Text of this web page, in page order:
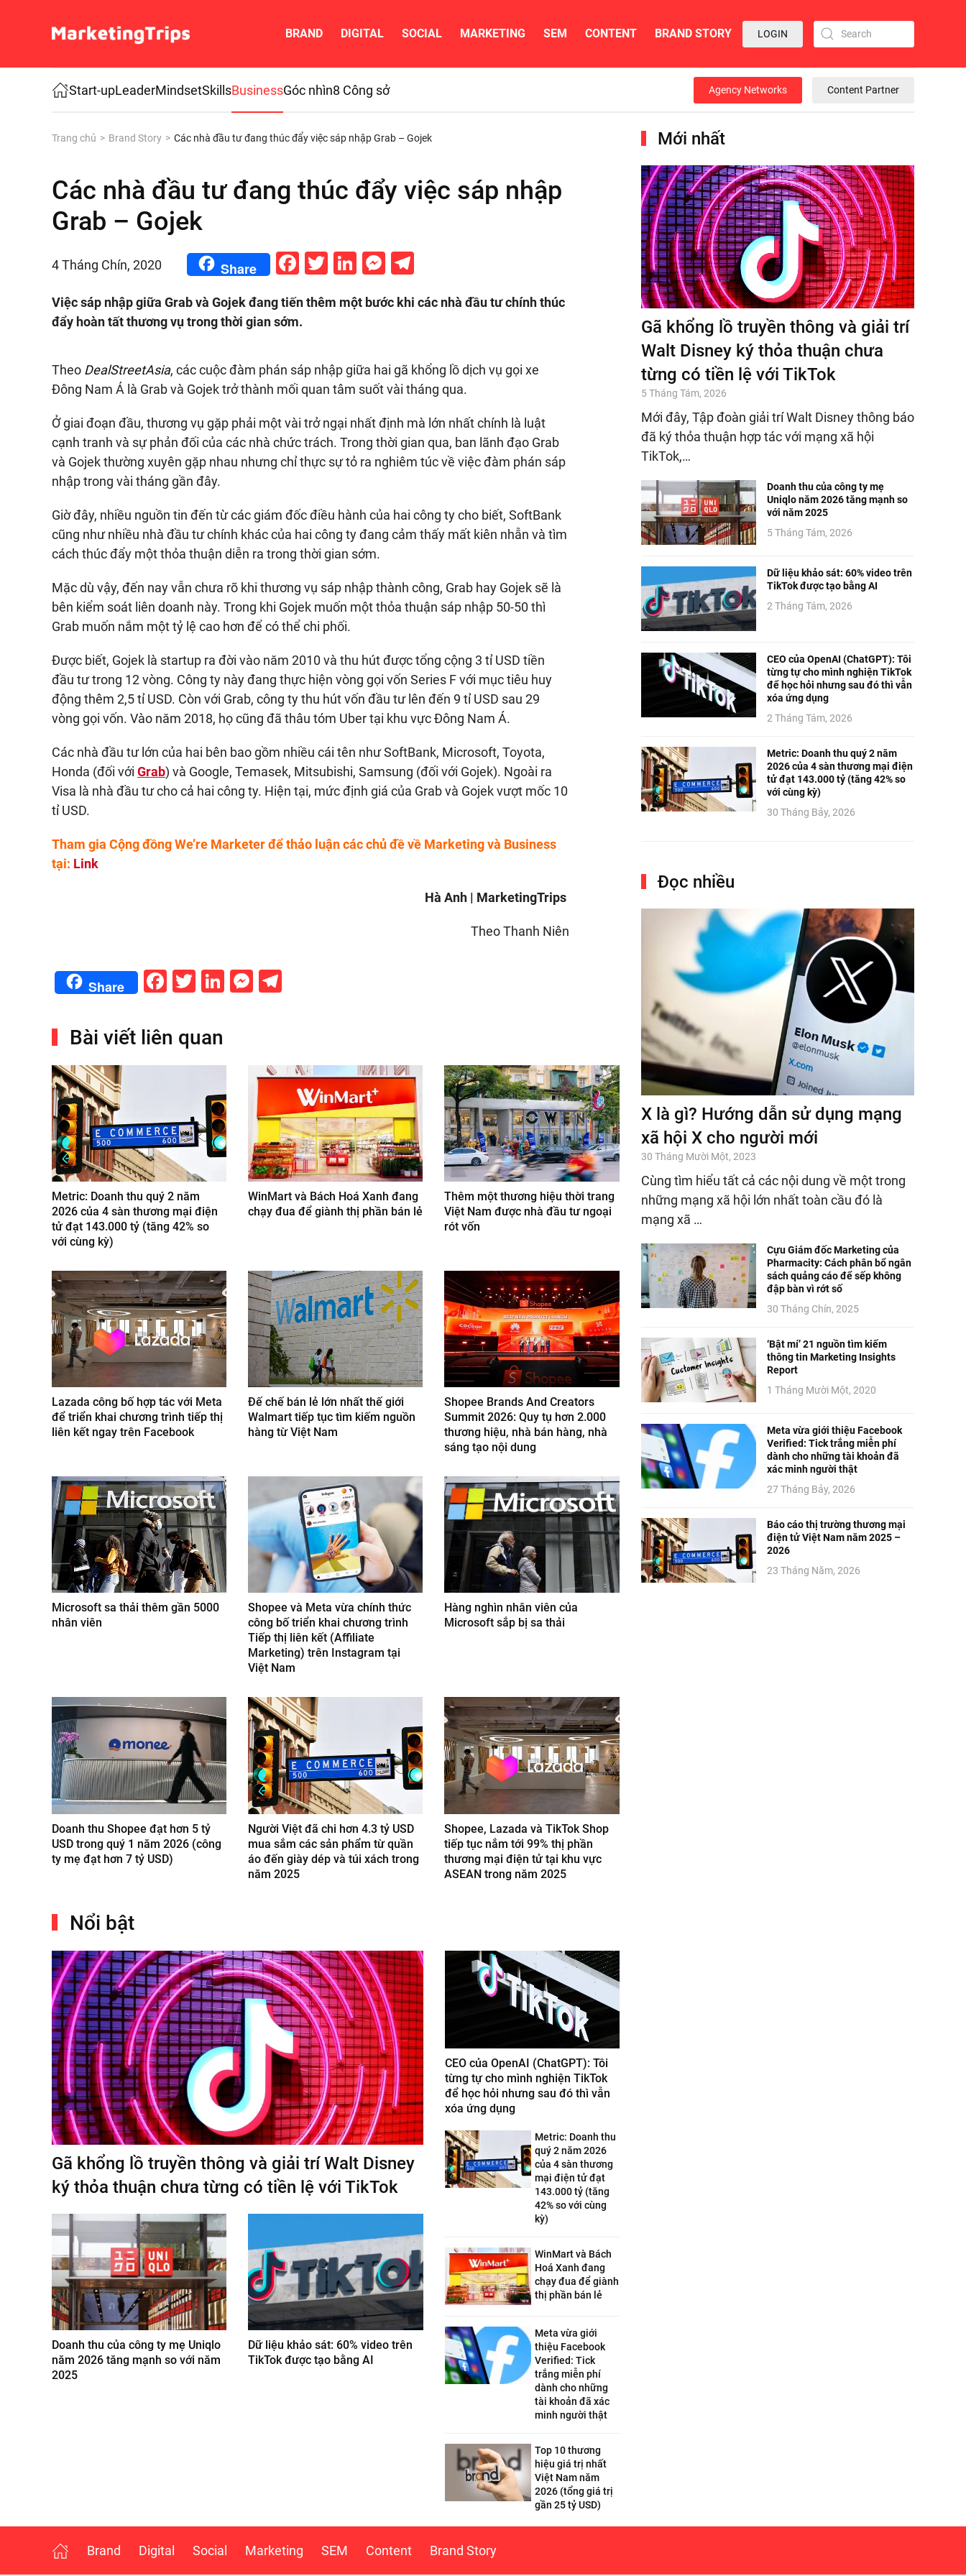
Skip to main content
BRAND DIGITAL SOCIAL MARKETING SEM CONTENT BRAND STORY LOGIN
Start-upLeaderMindsetSkillsBusinessGóc nhìn8 Công sở Agency Networks Content Partner
Trang chủ Brand Story Các nhà đầu tư đang thúc đẩy việc sáp nhập Grab – Gojek
Các nhà đầu tư đang thúc đẩy việc sáp nhập
Grab – Gojek
4 Tháng Chín, 2020 Share Facebook
Twitter
LinkedIn
Messenger
Telegram
Việc sáp nhập giữa Grab và Gojek đang tiến thêm một bước khi các nhà đầu tư chính thúc
đẩy hoàn tất thương vụ trong thời gian sớm.
Theo DealStreetAsia, các cuộc đàm phán sáp nhập giữa hai gã khổng lồ dịch vụ gọi xe
Đông Nam Á là Grab và Gojek trở thành mối quan tâm suốt vài tháng qua.
Ở giai đoạn đầu, thương vụ gặp phải một vài trở ngại nhất định mà lớn nhất chính là luật
cạnh tranh và sự phản đối của các nhà chức trách. Trong thời gian qua, ban lãnh đạo Grab
và Gojek thường xuyên gặp nhau nhưng chỉ thực sự tỏ ra nghiêm túc về việc đàm phán sáp
nhập trong vài tháng gần đây.
Giờ đây, nhiều nguồn tin đến từ các giám đốc điều hành của hai công ty cho biết, SoftBank
cũng như nhiều nhà đầu tư chính khác của hai công ty đang cảm thấy mất kiên nhẫn và tìm
cách thúc đẩy một thỏa thuận diễn ra trong thời gian sớm.
Mặc dù vậy, đến nay vẫn chưa rõ khi thương vụ sáp nhập thành công, Grab hay Gojek sẽ là
bên kiểm soát liên doanh này. Trong khi Gojek muốn một thỏa thuận sáp nhập 50-50 thì
Grab muốn nắm một tỷ lệ cao hơn để có thể chi phối.
Được biết, Gojek là startup ra đời vào năm 2010 và thu hút được tổng cộng 3 tỉ USD tiền
đầu tư trong 12 vòng. Công ty này đang thực hiện vòng gọi vốn Series F với mục tiêu huy
động thêm 2,5 tỉ USD. Còn với Grab, công ty thu hút vốn đầu tư lên đến 9 tỉ USD sau 29
vòng gọi vốn. Vào năm 2018, họ cũng đã thâu tóm Uber tại khu vực Đông Nam Á.
Các nhà đầu tư lớn của hai bên bao gồm nhiều cái tên như SoftBank, Microsoft, Toyota,
Honda (đối với Grab) và Google, Temasek, Mitsubishi, Samsung (đối với Gojek). Ngoài ra
Visa là nhà đầu tư cho cả hai công ty. Hiện tại, mức định giá của Grab và Gojek vượt mốc 10
tỉ USD.
Tham gia Cộng đồng We’re Marketer để thảo luận các chủ đề về Marketing và Business
tại: Link
Hà Anh | MarketingTrips
Theo Thanh Niên
Share Facebook
Twitter
LinkedIn
Messenger
Bài viết liên quan
Metric: Doanh thu quý 2 năm
2026 của 4 sàn thương mại điện
tử đạt 143.000 tỷ (tăng 42% so
với cùng kỳ)
WinMart và Bách Hoá Xanh đang
chạy đua để giành thị phần bán lẻ
Thêm một thương hiệu thời trang
Việt Nam được nhà đầu tư ngoại
rót vốn
Lazada công bố hợp tác với Meta
để triển khai chương trình tiếp thị
liên kết ngay trên Facebook
Đế chế bán lẻ lớn nhất thế giới
Walmart tiếp tục tìm kiếm nguồn
hàng từ Việt Nam
Shopee Brands And Creators
Summit 2026: Quy tụ hơn 2.000
thương hiệu, nhà bán hàng, nhà
sáng tạo nội dung
Microsoft sa thải thêm gần 5000
nhân viên
Shopee và Meta vừa chính thức
công bố triển khai chương trình
Tiếp thị liên kết (Affiliate
Marketing) trên Instagram tại
Việt Nam
Hàng nghìn nhân viên của
Microsoft sắp bị sa thải
Doanh thu Shopee đạt hơn 5 tỷ
USD trong quý 1 năm 2026 (công
ty mẹ đạt hơn 7 tỷ USD)
Người Việt đã chi hơn 4.3 tỷ USD
mua sắm các sản phẩm từ quần
áo đến giày dép và túi xách trong
năm 2025
Shopee, Lazada và TikTok Shop
tiếp tục nắm tới 99% thị phần
thương mại điện tử tại khu vực
ASEAN trong năm 2025
Nổi bật
Gã khổng lồ truyền thông và giải trí Walt Disney
ký thỏa thuận chưa từng có tiền lệ với TikTok
Doanh thu của công ty mẹ Uniqlo
năm 2026 tăng mạnh so với năm
2025
Dữ liệu khảo sát: 60% video trên
TikTok được tạo bằng AI
CEO của OpenAI (ChatGPT): Tôi
từng tự cho mình nghiện TikTok
để học hỏi nhưng sau đó thì vẫn
xóa ứng dụng
Metric: Doanh thu
quý 2 năm 2026
của 4 sàn thương
mại điện tử đạt
143.000 tỷ (tăng
42% so với cùng
kỳ)
WinMart và Bách
Hoá Xanh đang
chạy đua để giành
thị phần bán lẻ
Meta vừa giới
thiệu Facebook
Verified: Tick
trắng miễn phí
dành cho những
tài khoản đã xác
minh người thật
Top 10 thương
hiệu giá trị nhất
Việt Nam năm
2026 (tổng giá trị
gần 25 tỷ USD)
Mới nhất
Gã khổng lồ truyền thông và giải trí
Walt Disney ký thỏa thuận chưa
từng có tiền lệ với TikTok
5 Tháng Tám, 2026
Mới đây, Tập đoàn giải trí Walt Disney thông báo
đã ký thỏa thuận hợp tác với mạng xã hội
TikTok,…
Doanh thu của công ty mẹ
Uniqlo năm 2026 tăng mạnh so
với năm 2025
5 Tháng Tám, 2026
Dữ liệu khảo sát: 60% video trên
TikTok được tạo bằng AI
2 Tháng Tám, 2026
CEO của OpenAI (ChatGPT): Tôi
từng tự cho mình nghiện TikTok
để học hỏi nhưng sau đó thì vẫn
xóa ứng dụng
2 Tháng Tám, 2026
Metric: Doanh thu quý 2 năm
2026 của 4 sàn thương mại điện
tử đạt 143.000 tỷ (tăng 42% so
với cùng kỳ)
30 Tháng Bảy, 2026
Đọc nhiều
X là gì? Hướng dẫn sử dụng mạng
xã hội X cho người mới
30 Tháng Mười Một, 2023
Cùng tìm hiểu tất cả các nội dung về một trong
những mạng xã hội lớn nhất toàn cầu đó là
mạng xã …
Cựu Giám đốc Marketing của
Pharmacity: Cách phân bổ ngân
sách quảng cáo để sếp không
đập bàn vì rớt số
30 Tháng Chín, 2025
‘Bật mí’ 21 nguồn tìm kiếm
thông tin Marketing Insights
Report
1 Tháng Mười Một, 2020
Meta vừa giới thiệu Facebook
Verified: Tick trắng miễn phí
dành cho những tài khoản đã
xác minh người thật
27 Tháng Bảy, 2026
Báo cáo thị trường thương mại
điện tử Việt Nam năm 2025 –
2026
23 Tháng Năm, 2026
Brand Digital Social Marketing SEM Content Brand Story